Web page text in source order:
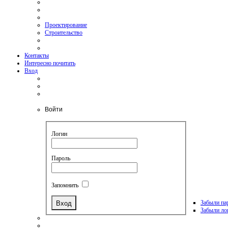
Проектирование
Строительство
Контакты
Интересно почитать
Вход
Войти
Логин
Пароль
Запомнить
Забыли
Забыли